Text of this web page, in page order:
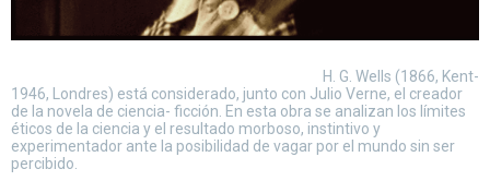
H. G. Wells (1866, Kent-
1946, Londres) está considerado, junto con Julio Verne, el creador
de la novela de ciencia- ficción. En esta obra se analizan los límites
éticos de la ciencia y el resultado morboso, instintivo y
experimentador ante la posibilidad de vagar por el mundo sin ser
percibido.